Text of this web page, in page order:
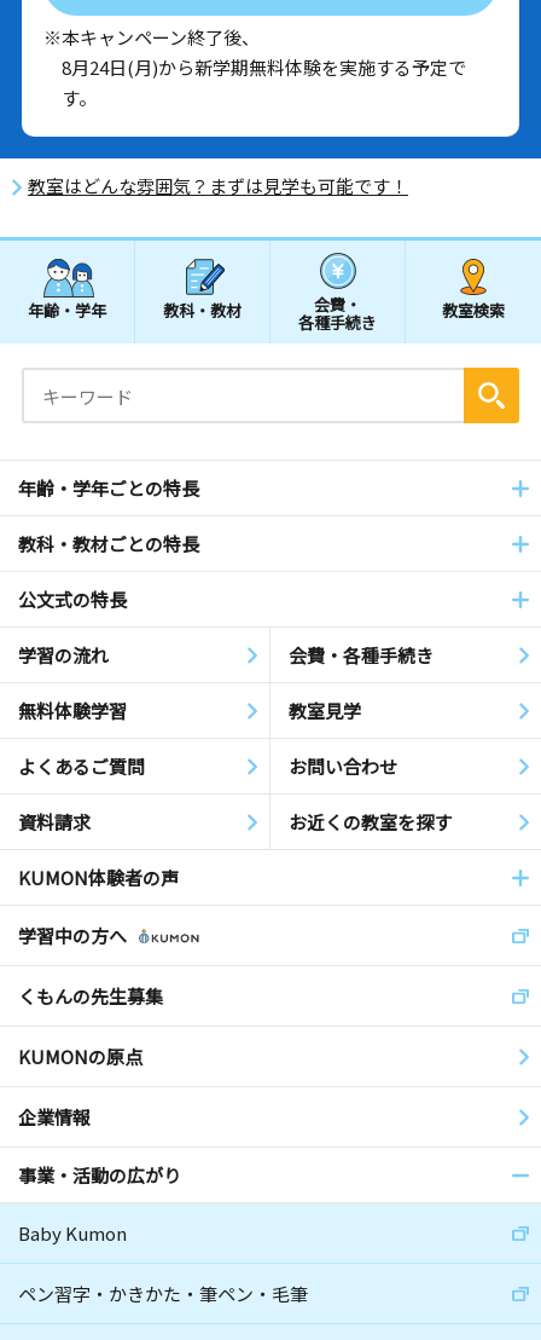
※本キャンペーン終了後、
8月24日(月)から新学期無料体験を実施する予定で
す。
教室はどんな雰囲気？まずは見学も可能です！
年齢・学年 教科・教材 会費・
各種手続き
教室検索
年齢・学年ごとの特長
教科・教材ごとの特長
公文式の特長
学習の流れ 会費・各種手続き
無料体験学習 教室見学
よくあるご質問 お問い合わせ
資料請求 お近くの教室を探す
KUMON体験者の声
学習中の方へ
くもんの先生募集
KUMONの原点
企業情報
事業・活動の広がり
Baby Kumon
ペン習字・かきかた・筆ペン・毛筆